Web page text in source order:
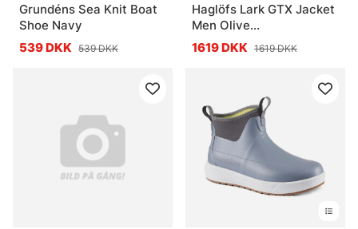
Grundéns Sea Knit Boat
Shoe Navy
539 DKK 539 DKK
Haglöfs Lark GTX Jacket
Men Olive
Green/Seaweed Green
1619 DKK 1619 DKK